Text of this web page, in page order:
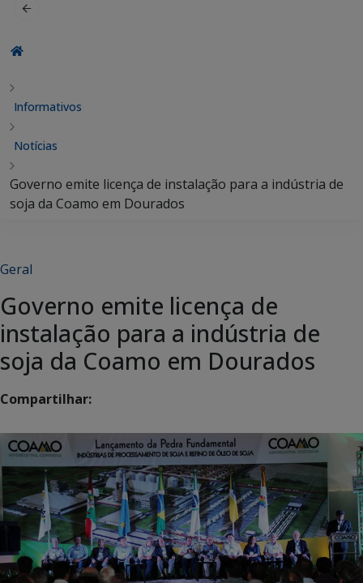
Informativos
Notícias
Governo emite licença de instalação para a indústria de
soja da Coamo em Dourados
Geral
Governo emite licença de
instalação para a indústria de
soja da Coamo em Dourados
Compartilhar: